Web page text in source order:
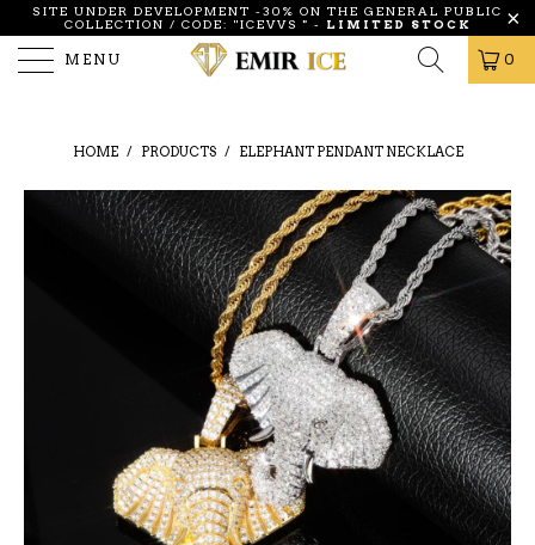
SITE UNDER DEVELOPMENT -30% ON THE GENERAL PUBLIC
COLLECTION / CODE: "ICEVVS" - LIMITED STOCK
MENU 0
HOME / PRODUCTS / ELEPHANT PENDANT NECKLACE